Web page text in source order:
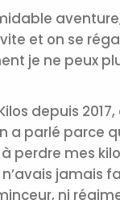
et on se
je ne peux
depuis
a parlé parce
perdre mes
jamais
ni